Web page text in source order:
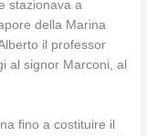
stazionava a
della Marina
il professor
al signor Marconi, al
fino a costituire il